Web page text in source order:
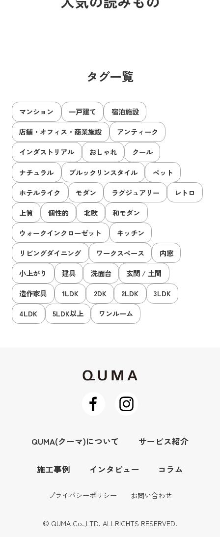
タグ一覧
マンション 一戸建て
宿泊施設
店舗・オフィス・商業施設
アンティーク
インダストリアル
おしゃれ
クール
ナチュラル
ブルックリンスタイル
ペット
ホテルライク
モダン ラグジュアリー
レトロ
上質
個性的 北欧
和モダン
ウォークインクローゼット
キッチン
リビングダイニング
ワークスペース
内窓
小上がり
建具 洗面台
玄関 / 土間
造作家具
1LDK 2DK 2LDK
3LDK
4LDK
5LDK以上 ワンルーム
QUMA(クーマ)について サービス紹介
施工事例 インタビュー コラム
プライバシーポリシー お問い合わせ
© QUMA Co.,LTD. ALLRIGHTS RESERVED.